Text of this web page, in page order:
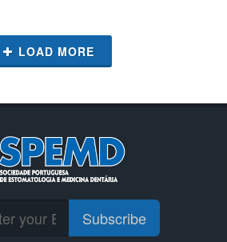
LOAD MORE
Subscribe